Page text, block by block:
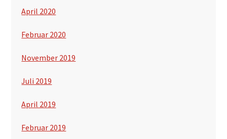
April 2020
Februar 2020
November 2019
Juli 2019
April 2019
Februar 2019